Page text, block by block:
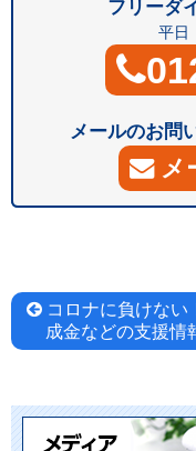
フリーダ
平日
メールのお問
メ
投
ナ
コロナに負けない
成金などの支援情